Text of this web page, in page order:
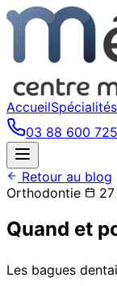
AccueilSpécialités
03 88 600 725
Retour au blog
Orthodontie
Quand et
Les bagues